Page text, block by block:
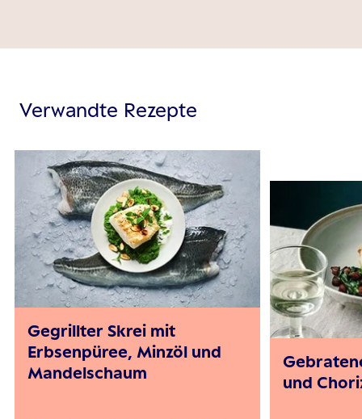
Verwandte Rezepte
Gegrillter Skrei mit
Erbsenpüree, Minzöl und
Mandelschaum
und